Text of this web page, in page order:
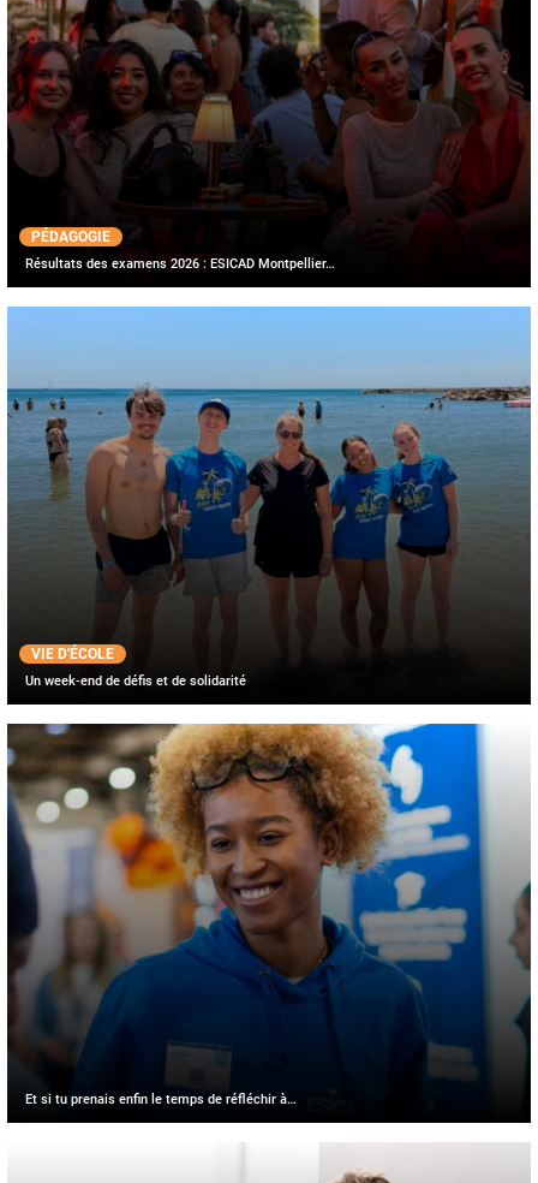
PÉDAGOGIE
Résultats des examens 2026 : ESICAD Montpellier…
VIE D'ÉCOLE
Un week-end de défis et de solidarité
Et si tu prenais enfin le temps de réfléchir à…